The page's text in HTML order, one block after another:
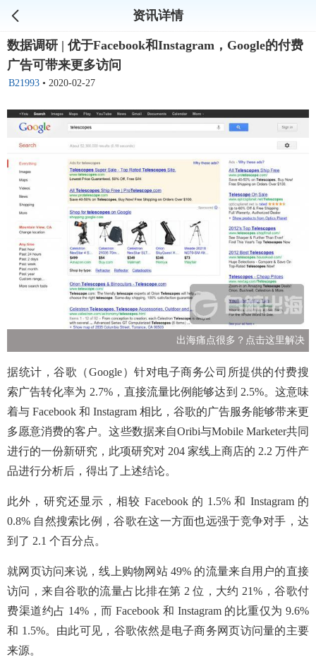
资讯详情
数据调研 | 优于Facebook和Instagram，Google的付费
广告可带来更多访问
B21993 • 2020-02-27
出海痛点很多？点击这里解决
据统计，谷歌（Google）针对电子商务公司所提供的付费搜
索广告转化率为 2.7%，直接流量比例能够达到 2.5%。这意味
着与 Facebook 和 Instagram 相比，谷歌的广告服务能够带来更
多愿意消费的客户。这些数据来自Oribi与Mobile Marketer共同
进行的一份新研究，此项研究对 204 家线上商店的 2.2 万件产
品进行分析后，得出了上述结论。
此外，研究还显示，相较 Facebook 的 1.5% 和 Instagram 的
0.8% 自然搜索比例，谷歌在这一方面也远强于竞争对手，达
到了 2.1 个百分点。
就网页访问来说，线上购物网站 49% 的流量来自用户的直接
访问，来自谷歌的流量占比排在第 2 位，大约 21%，谷歌付
费渠道约占 14%，而 Facebook 和 Instagram 的比重仅为 9.6%
和 1.5%。由此可见，谷歌依然是电子商务网页访问量的主要
来源。